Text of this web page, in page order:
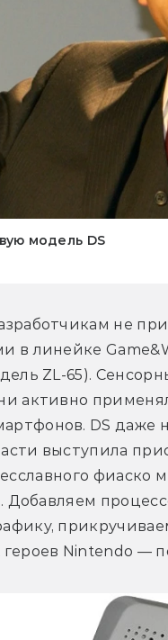
модель DS
не
в линейке
ZL-65).
активно
DS даже
выступила
фиаско
Добавляем
Nintendo —